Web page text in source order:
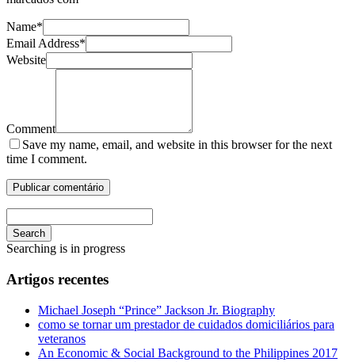
Name*
Email Address*
Website
Comment
Save my name, email, and website in this browser for the next
time I comment.
Search
Searching is in progress
Artigos recentes
Michael Joseph “Prince” Jackson Jr. Biography
como se tornar um prestador de cuidados domiciliários para
veteranos
An Economic & Social Background to the Philippines 2017